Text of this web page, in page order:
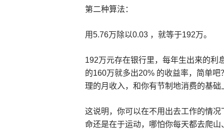
第二种算法：
用5.76万除以0.03 ，就等于192万。
192万元存在银行里，每年生出来的
的160万就多出20% 的收益率，简单
理的月收入，和你有节制地消费的基础
这说明，你可以在不用出去工作的情
命还是在于运动，哪怕你每天都去爬